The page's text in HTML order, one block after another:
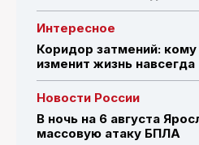
Интересное
Коридор затмений: кому
изменит жизнь навсегда
Новости России
В ночь на 6 августа
массовую атаку БПЛА